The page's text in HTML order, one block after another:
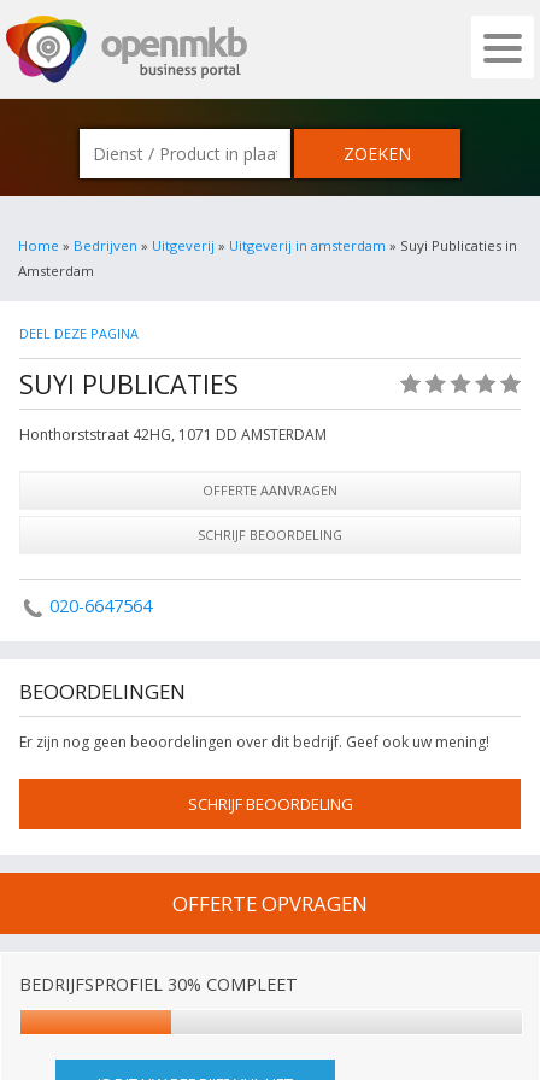
OPENMKB - DE ZAKELIJKE PORTAL
Home » Bedrijven » Uitgeverij » Uitgeverij in amsterdam » Suyi Publicaties in
Amsterdam
DEEL DEZE PAGINA
SUYI PUBLICATIES
Honthorststraat 42HG, 1071 DD AMSTERDAM
OFFERTE AANVRAGEN
SCHRIJF BEOORDELING
020-6647564
BEOORDELINGEN
Er zijn nog geen beoordelingen over dit bedrijf. Geef ook uw mening!
SCHRIJF BEOORDELING
OFFERTE OPVRAGEN
BEDRIJFSPROFIEL 30% COMPLEET